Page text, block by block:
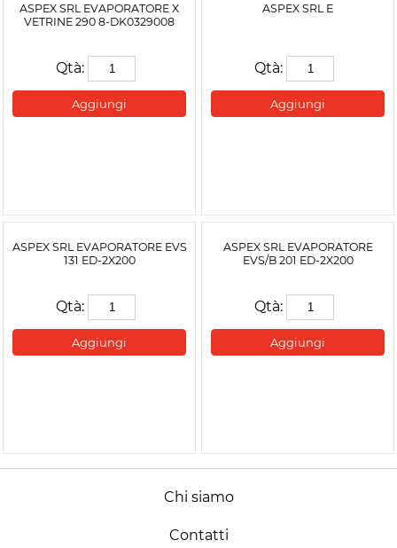
ASPEX SRL EVAPORATORE X
VETRINE 290 8-DK0329008
Qtà:
Aggiungi
ASPEX SRL E
Qtà:
Aggiungi
ASPEX SRL EVAPORATORE EVS
131 ED-2X200
Qtà:
Aggiungi
ASPEX SRL EVAPORATORE
EVS/B 201 ED-2X200
Qtà:
Aggiungi
Chi siamo
Contatti